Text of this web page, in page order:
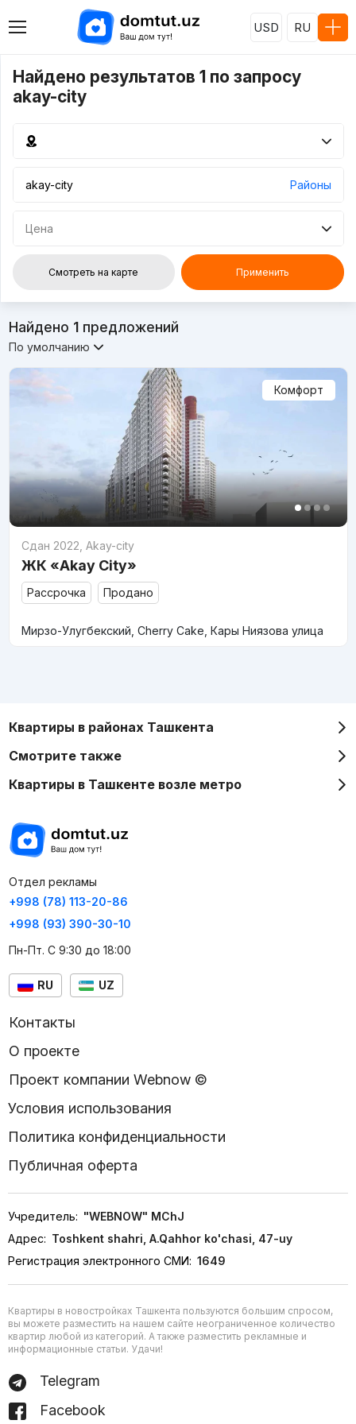
USD RU
Найдено результатов 1 по запросу
akay-city
Районы
Цена
Смотреть на карте Применить
Найдено 1предложений
По умолчанию
Комфорт
Сдан 2022 Akay-city
ЖК «Akay City»
Рассрочка Продано
Мирзо-Улугбекский, Cherry Cake, Кары Ниязова улица
Квартиры в районах Ташкента
Смотрите также
Квартиры в Ташкенте возле метро
Отдел рекламы
+998 (78) 113-20-86
+998 (93) 390-30-10
Пн-Пт. С 9:30 до 18:00
RU UZ
Контакты
О проекте
Проект компании Webnow ©
Условия использования
Политика конфиденциальности
Публичная оферта
Учредитель: "WEBNOW" MChJ
Адрес: Toshkent shahri, A.Qahhor ko'chasi, 47-uy
Регистрация электронного СМИ: 1649
Квартиры в новостройках Ташкента пользуются большим спросом,
вы можете разместить на нашем сайте неограниченное количество
квартир любой из категорий. А также разместить рекламные и
информационные статьи. Удачи!
Telegram
Facebook